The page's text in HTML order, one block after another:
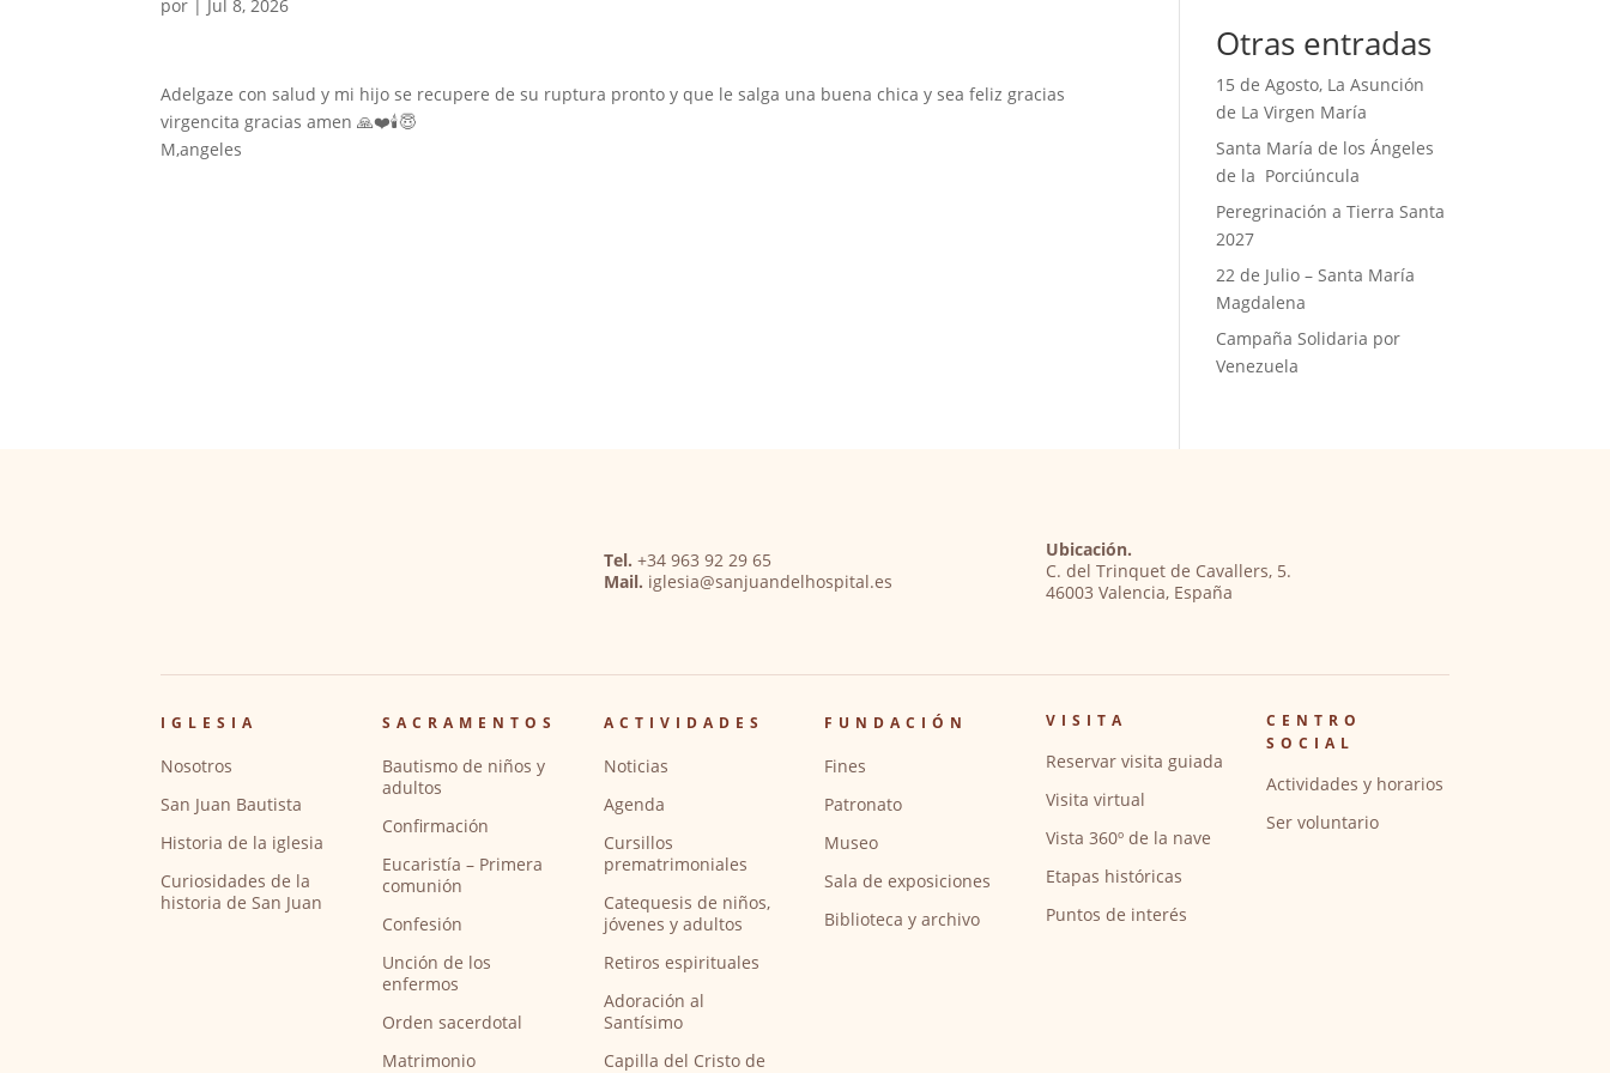
por Jul 8, 2026
Adelgaze con salud y mi hijo se recupere de su ruptura pronto y que le salga una buena chica y sea feliz gracias
virgencita gracias amen 🙏❤️🕯️😇
M,angeles
Otras entradas
15 de Agosto, La Asunción
de La Virgen María
Santa María de los Ángeles
de la Porciúncula
Peregrinación a Tierra Santa
2027
22 de Julio – Santa María
Magdalena
Campaña Solidaria por
Venezuela
Tel. +34 963 92 29 65
Mail. iglesia@sanjuandelhospital.es
Ubicación.
C. del Trinquet de Cavallers, 5.
46003 Valencia, España
IGLESIA
Nosotros
San Juan Bautista
Historia de la iglesia
Curiosidades de la
historia de San Juan
SACRAMENTOS
Bautismo de niños y
adultos
Confirmación
Eucaristía – Primera
comunión
Confesión
Unción de los
enfermos
Orden sacerdotal
Matrimonio
ACTIVIDADES
Noticias
Agenda
Cursillos
prematrimoniales
Catequesis de niños,
jóvenes y adultos
Retiros espirituales
Adoración al
Santísimo
Capilla del Cristo de
FUNDACIÓN
Fines
Patronato
Museo
Sala de exposiciones
Biblioteca y archivo
VISITA
Reservar visita guiada
Visita virtual
Vista 360º de la nave
Etapas históricas
Puntos de interés
CENTRO
SOCIAL
Actividades y horarios
Ser voluntario